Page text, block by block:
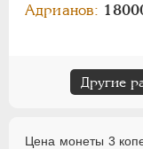
Адрианов:
Другие
Цена монеты 3